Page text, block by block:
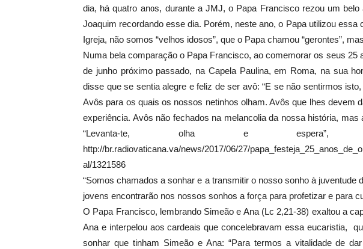
dia, há quatro anos, durante a JMJ, o Papa Francisco rezou um
Joaquim recordando esse dia. Porém, neste ano, o Papa utilizou essa
Igreja, não somos “velhos idosos”, que o Papa chamou “gerontes”,
Numa bela comparação o Papa Francisco, ao comemorar os seus 25
de junho próximo passado, na Capela Paulina, em Roma, na sua
disse que se sentia alegre e feliz de ser avô: “E se não sentirmos
Avôs para os quais os nossos netinhos olham. Avôs que lhes devem
experiência. Avôs não fechados na melancolia da nossa história,
“Levanta-te, olha e espera”,
http://br.radiovaticana.va/news/2017/06/27/
al/1321586
“Somos chamados a sonhar e a transmitir o nosso sonho à juventude
jovens encontrarão nos nossos sonhos a força para profetizar e para
O Papa Francisco, lembrando Simeão e Ana (Lc 2,21-38) exaltou a
Ana e interpelou aos cardeais que concelebravam essa eucaristia,
sonhar que tinham Simeão e Ana: “Para termos a vitalidade de